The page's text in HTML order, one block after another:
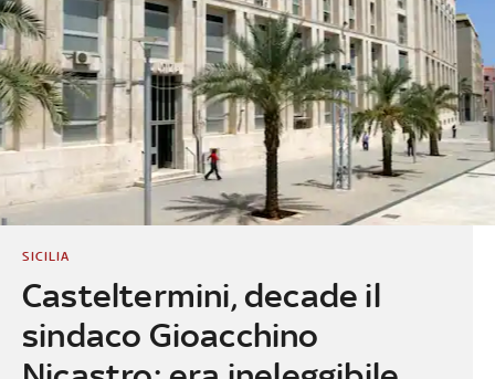
Casteltermini, decade il
sindaco Gioacchino
SICILIA